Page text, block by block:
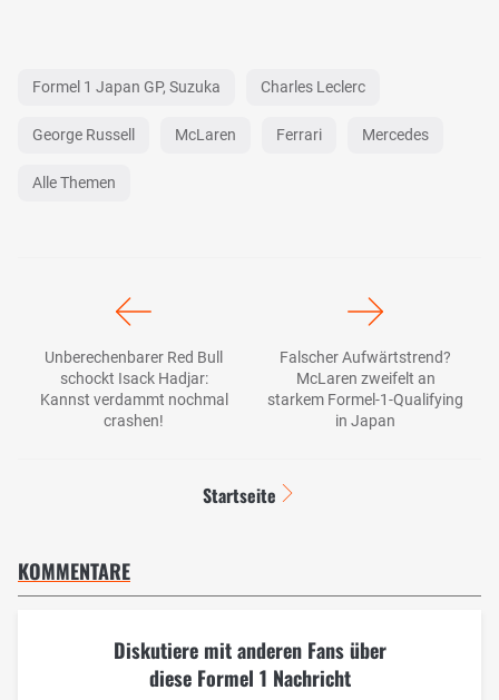
Formel 1 Japan GP, Suzuka Charles Leclerc
George Russell McLaren Ferrari Mercedes
Alle Themen
Unberechenbarer Red Bull
schockt Isack Hadjar:
Kannst verdammt nochmal
crashen!
Falscher Aufwärtstrend?
McLaren zweifelt an
starkem Formel-1-Qualifying
in Japan
Startseite
KOMMENTARE
Diskutiere mit anderen Fans über
diese Formel 1 Nachricht